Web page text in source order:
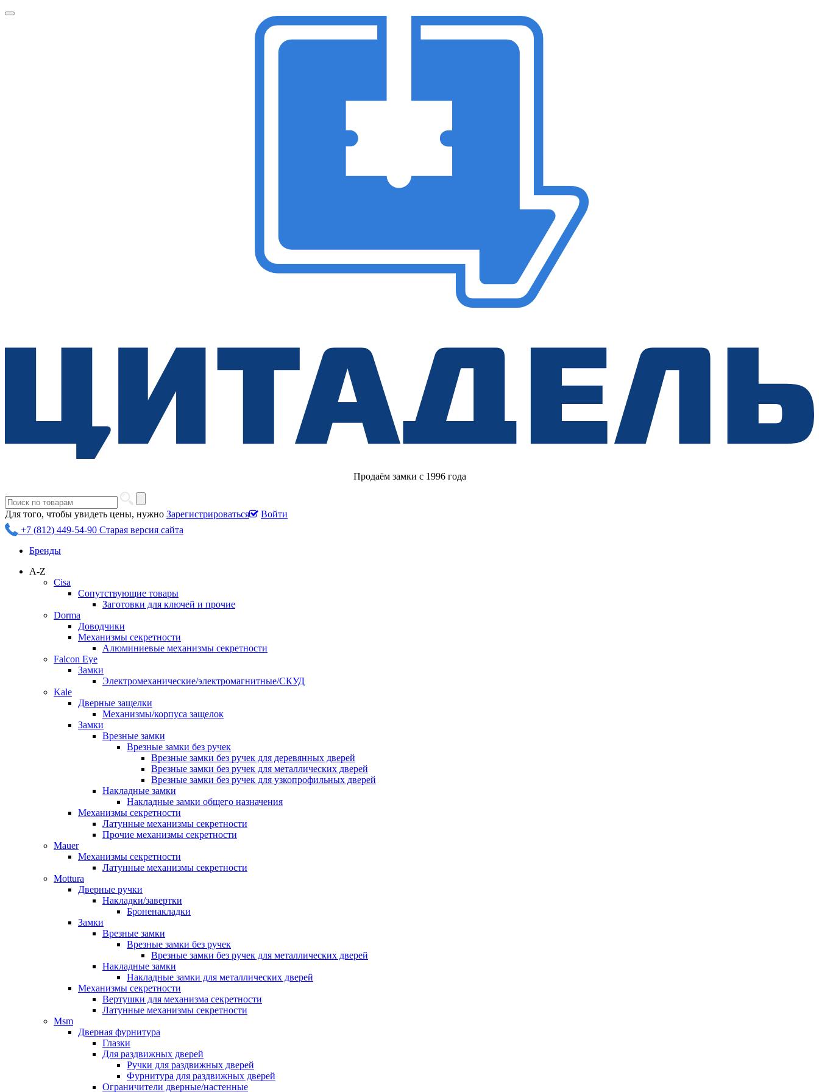
Продаём замки с 1996 года
Для того, чтобы увидеть цены, нужно Зарегистрироваться
Войти
+7 (812) 449-54-90 Старая версия сайта
Бренды
A-Z
Cisa
Сопутствующие товары
Заготовки для ключей и прочие
Dorma
Доводчики
Механизмы секретности
Алюминиевые механизмы секретности
Falcon Eye
Замки
Электромеханические/электромагнитные/СКУД
Kale
Дверные защелки
Механизмы/корпуса защелок
Замки
Врезные замки
Врезные замки без ручек
Врезные замки без ручек для деревянных дверей
Врезные замки без ручек для металлических дверей
Врезные замки без ручек для узкопрофильных дверей
Накладные замки
Накладные замки общего назначения
Механизмы секретности
Латунные механизмы секретности
Прочие механизмы секретности
Mauer
Механизмы секретности
Латунные механизмы секретности
Mottura
Дверные ручки
Накладки/завертки
Броненакладки
Замки
Врезные замки
Врезные замки без ручек
Врезные замки без ручек для металлических дверей
Накладные замки
Накладные замки для металлических дверей
Механизмы секретности
Вертушки для механизма секретности
Латунные механизмы секретности
Msm
Дверная фурнитура
Глазки
Для раздвижных дверей
Ручки для раздвижных дверей
Фурнитура для раздвижных дверей
Ограничители дверные/настенные